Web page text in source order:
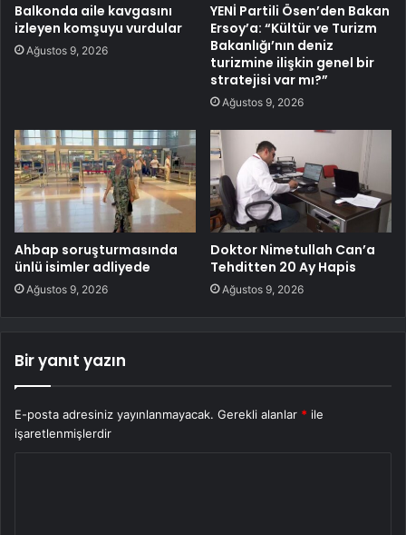
Balkonda aile kavgasını
izleyen komşuyu vurdular
Ağustos 9, 2026
YENİ Partili Ösen’den Bakan
Ersoy’a: “Kültür ve Turizm
Bakanlığı’nın deniz
turizmine ilişkin genel bir
stratejisi var mı?”
Ağustos 9, 2026
Ahbap soruşturmasında
ünlü isimler adliyede
Ağustos 9, 2026
Doktor Nimetullah Can’a
Tehditten 20 Ay Hapis
Ağustos 9, 2026
Bir yanıt yazın
E-posta adresiniz yayınlanmayacak. Gerekli alanlar * ile
işaretlenmişlerdir